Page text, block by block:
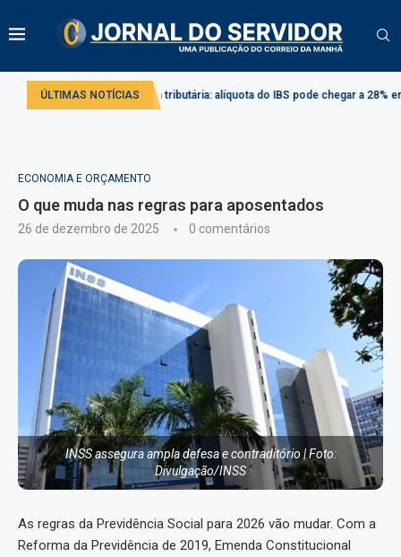
ÚLTIMAS NOTÍCIAS
Reforma tributária: alíquota do IBS pode chegar a 28% em 2033
ECONOMIA E ORÇAMENTO
O que muda nas regras para aposentados
26 de dezembro de 2025 0 comentários
INSS assegura ampla defesa e contraditório | Foto:
Divulgação/INSS
As regras da Previdência Social para 2026 vão mudar. Com a
Reforma da Previdência de 2019, Emenda Constitucional